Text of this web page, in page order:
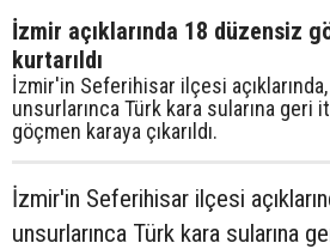
İzmir açıklarında 18 düzensiz
kurtarıldı
İzmir'in Seferihisar ilçesi
unsurlarınca Türk kara sularına geri
göçmen karaya çıkarıldı.
İzmir'in Seferihisar ilçesi
unsurlarınca Türk kara sularına